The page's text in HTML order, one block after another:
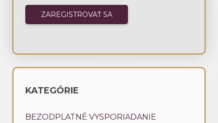
KATEGÓRIE
BEZODPLATNÉ VYSPORIADANIE